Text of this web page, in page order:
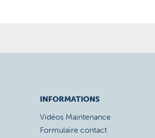
INFORMATIONS
Vidéos Maintenance
Formulaire contact